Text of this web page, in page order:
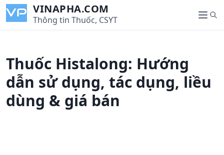
i
VINAPHA.COM
Thông tin Thuốc, CSYT
M
e
S
e
Thuốc Histalong: Hướng
dẫn sử dụng, tác dụng, liều
dùng & giá bán